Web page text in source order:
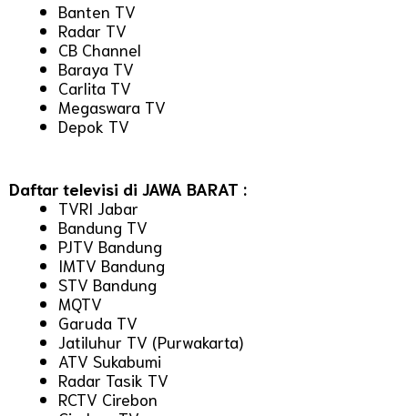
Banten TV
Radar TV
CB Channel
Baraya TV
Carlita TV
Megaswara TV
Depok TV
Daftar televisi di JAWA BARAT :
TVRI Jabar
Bandung TV
PJTV Bandung
IMTV Bandung
STV Bandung
MQTV
Garuda TV
Jatiluhur TV (Purwakarta)
ATV Sukabumi
Radar Tasik TV
RCTV Cirebon